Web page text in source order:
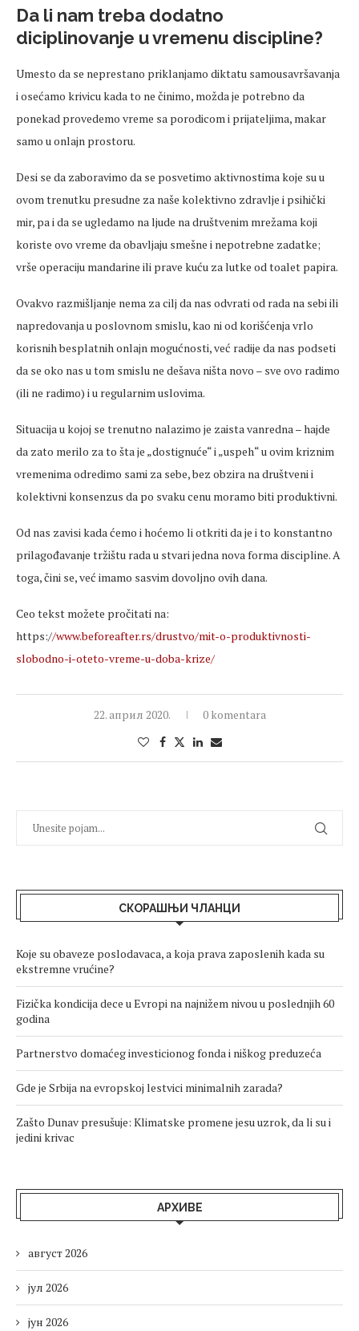
Da li nam treba dodatno
diciplinovanje u vremenu discipline?
Umesto da se neprestano priklanjamo diktatu samousavršavanja
i osećamo krivicu kada to ne činimo, možda je potrebno da
ponekad provedemo vreme sa porodicom i prijateljima, makar
samo u onlajn prostoru.
Desi se da zaboravimo da se posvetimo aktivnostima koje su u
ovom trenutku presudne za naše kolektivno zdravlje i psihički
mir, pa i da se ugledamo na ljude na društvenim mrežama koji
koriste ovo vreme da obavljaju smešne i nepotrebne zadatke;
vrše operaciju mandarine ili prave kuću za lutke od toalet papira.
Ovakvo razmišljanje nema za cilj da nas odvrati od rada na sebi ili
napredovanja u poslovnom smislu, kao ni od korišćenja vrlo
korisnih besplatnih onlajn mogućnosti, već radije da nas podseti
da se oko nas u tom smislu ne dešava ništa novo – sve ovo radimo
(ili ne radimo) i u regularnim uslovima.
Situacija u kojoj se trenutno nalazimo je zaista vanredna – hajde
da zato merilo za to šta je „dostignuće“ i „uspeh“ u ovim kriznim
vremenima odredimo sami za sebe, bez obzira na društveni i
kolektivni konsenzus da po svaku cenu moramo biti produktivni.
Od nas zavisi kada ćemo i hoćemo li otkriti da je i to konstantno
prilagođavanje tržištu rada u stvari jedna nova forma discipline. A
toga, čini se, već imamo sasvim dovoljno ovih dana.
Ceo tekst možete pročitati na:
https://www.beforeafter.rs/drustvo/mit-o-produktivnosti-
slobodno-i-oteto-vreme-u-doba-krize/
22. април 2020. 0 komentara
СКОРАШЊИ ЧЛАНЦИ
Koje su obaveze poslodavaca, a koja prava zaposlenih kada su
ekstremne vrućine?
Fizička kondicija dece u Evropi na najnižem nivou u poslednjih 60
godina
Partnerstvo domaćeg investicionog fonda i niškog preduzeća
Gde je Srbija na evropskoj lestvici minimalnih zarada?
Zašto Dunav presušuje: Klimatske promene jesu uzrok, da li su i
jedini krivac
АРХИВЕ
август 2026
јул 2026
јун 2026